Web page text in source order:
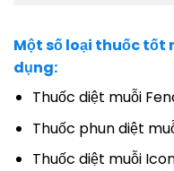
Một số loại thuốc
dụng:
Thuốc diệt muỗi
Thuốc phun diệt
Thuốc diệt muỗi